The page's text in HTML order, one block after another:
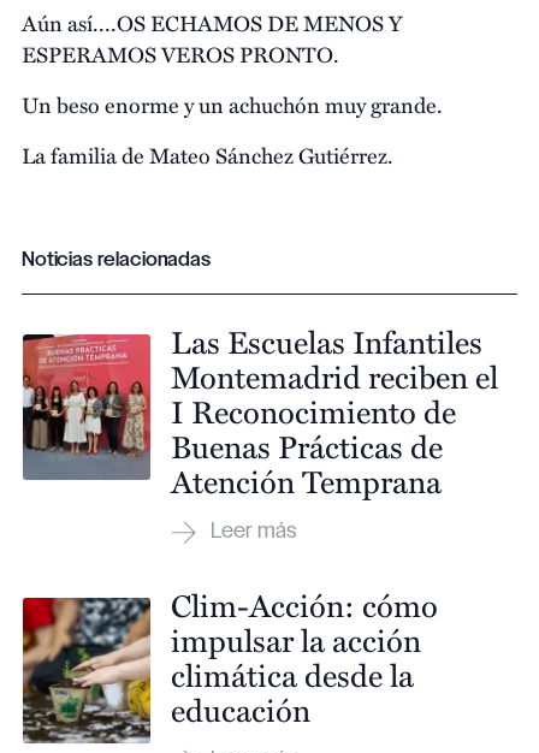
Aún así....OS ECHAMOS DE MENOS Y
ESPERAMOS VEROS PRONTO.
Un beso enorme y un achuchón muy grande.
La familia de Mateo Sánchez Gutiérrez.
Noticias relacionadas
Las Escuelas Infantiles
Montemadrid reciben el
I Reconocimiento de
Buenas Prácticas de
Atención Temprana
Clim-Acción: cómo
impulsar la acción
climática desde la
educación